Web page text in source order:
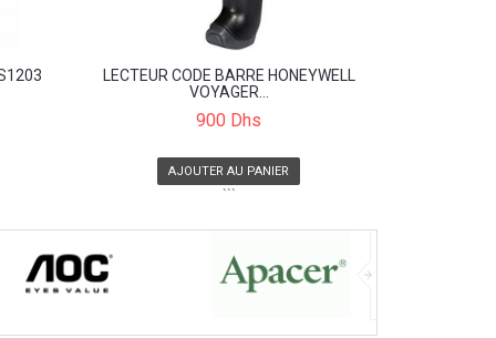
LECTEUR CODE BARRE HONEYWELL
VOYAGER...
900 Dhs
AJOUTER AU PANIER
```